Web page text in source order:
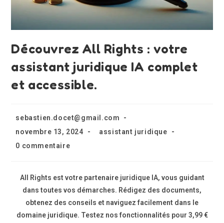
Découvrez All Rights : votre
assistant juridique IA complet
et accessible.
sebastien.docet@gmail.com
novembre 13, 2024
assistant juridique
0 commentaire
All Rights est votre partenaire juridique IA, vous guidant
dans toutes vos démarches. Rédigez des documents,
obtenez des conseils et naviguez facilement dans le
domaine juridique. Testez nos fonctionnalités pour 3,99 €